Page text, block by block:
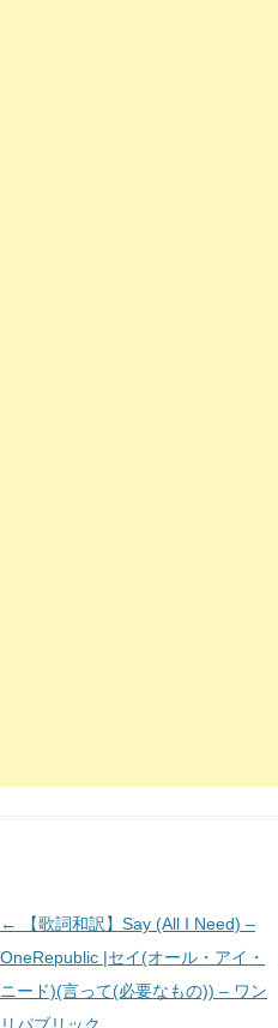
投
稿
ナ
←
【歌詞和訳】Say (All I Need) –
OneRepublic |セイ(オール・アイ・
ニード)(言って(必要なもの)) – ワン